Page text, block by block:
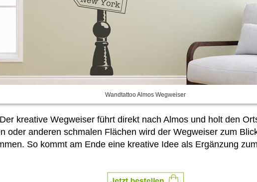
Wandtattoo Almos Wegweiser
kreative Wegweiser führt direkt nach Almos und holt den
oder anderen schmalen Flächen wird der Wegweiser zum
So kommt am Ende eine kreative Idee als Ergänzung